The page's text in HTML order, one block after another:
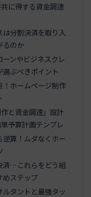
に得する資金調達
分割決済を取り入
るのか
ンやビジネスクレ
ぶべきポイント
ホームページ制作
と資金調達」設計
予算計画テンプレ
算！ムダなくホー
済…これらをどう組
めステップ
タントと最強タッ